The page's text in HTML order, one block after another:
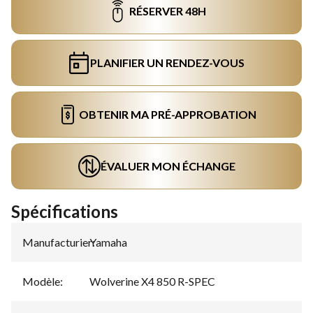
RÉSERVER 48H
PLANIFIER UN RENDEZ-VOUS
OBTENIR MA PRÉ-APPROBATION
ÉVALUER MON ÉCHANGE
Spécifications
Manufacturier:
Yamaha
Modèle: Wolverine X4 850 R-SPEC